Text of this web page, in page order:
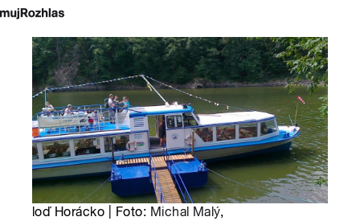
loď Horácko | Foto: Michal Malý,